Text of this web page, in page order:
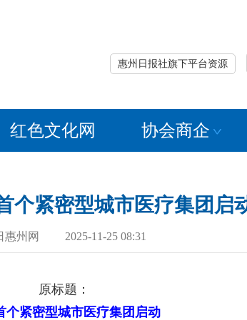
惠州日报社旗下平台资源
红色文化网 协会商企
个紧密型城市医疗集团启
惠州网 2025-11-25 08:31
原标题：
个紧密型城市医疗集团启动